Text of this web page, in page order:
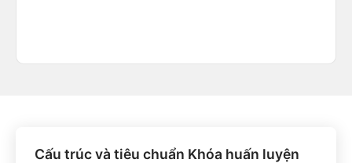
Cấu trúc và tiêu chuẩn Khóa huấn luyện